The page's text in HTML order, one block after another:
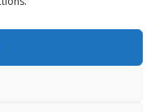
των ωοθηκών,